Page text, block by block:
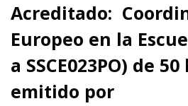
Acreditado:
Europeo en la
a SSCE023PO) de 50
emitido por